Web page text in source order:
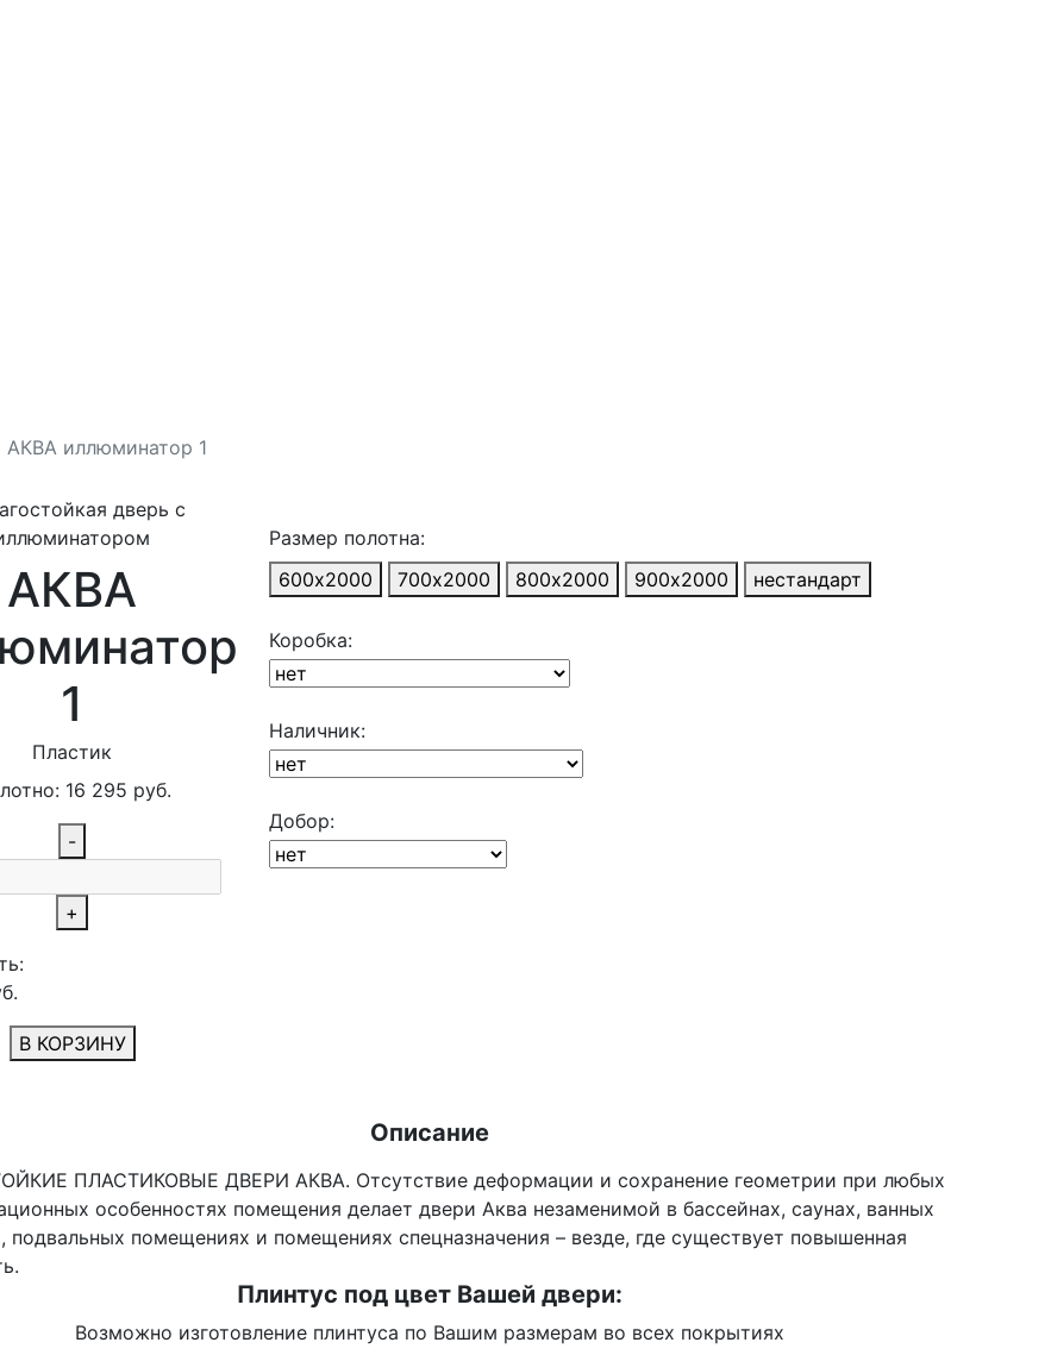
АКВА иллюминатор 1
АКВА
1
Пластик
16 295 руб.
-
+
В КОРЗИНУ
Размер полотна:
600х2000
700х2000 800х2000 900х2000 нестандарт
Коробка:
Наличник:
Добор:
Описание
ПЛАСТИКОВЫЕ ДВЕРИ АКВА. Отсутствие деформации и сохранение геометрии при любых
особенностях помещения делает двери Аква незаменимой в бассейнах, саунах, ванных
подвальных помещениях и помещениях спецназначения – везде, где существует повышенная
Плинтус под цвет Вашей двери:
Возможно изготовление плинтуса по Вашим размерам во всех покрытиях